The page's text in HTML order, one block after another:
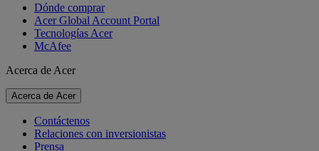
Dónde comprar
Acer Global Account Portal
Tecnologías Acer
McAfee
Acerca de Acer
Acerca de Acer
Contáctenos
Relaciones con inversionistas
Prensa